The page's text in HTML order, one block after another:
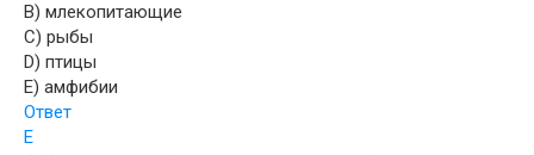
B) млекопитающие
C) рыбы
D) птицы
E) амфибии
Ответ
E